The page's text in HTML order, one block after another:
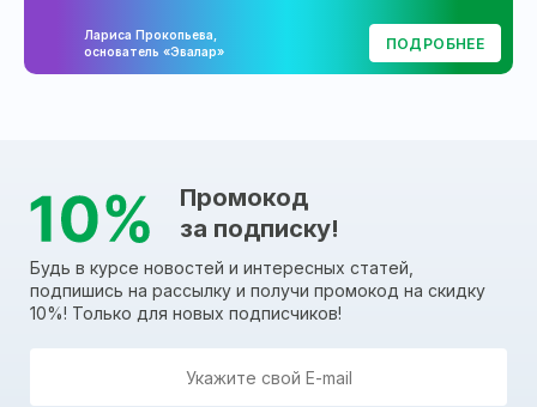
Лариса Прокопьева,
основатель «Эвалар»
ПОДРОБНЕЕ
Промокод
за подписку!
Будь в курсе новостей и интересных статей,
подпишись на рассылку и получи промокод на скидку
10%! Только для новых подписчиков!